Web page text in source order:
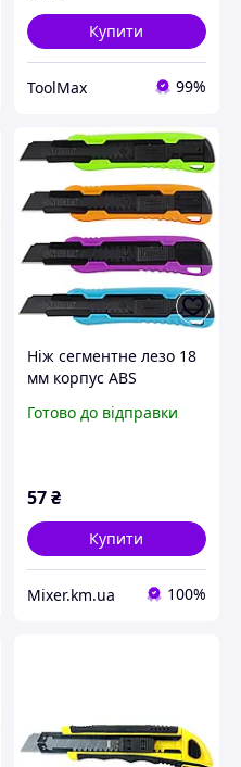
Купити
ToolMax 99%
Ніж сегментне лезо 18
мм корпус ABS
Color (посилений)
Готово до відправки
57₴
Купити
Mixer.km.ua 100%